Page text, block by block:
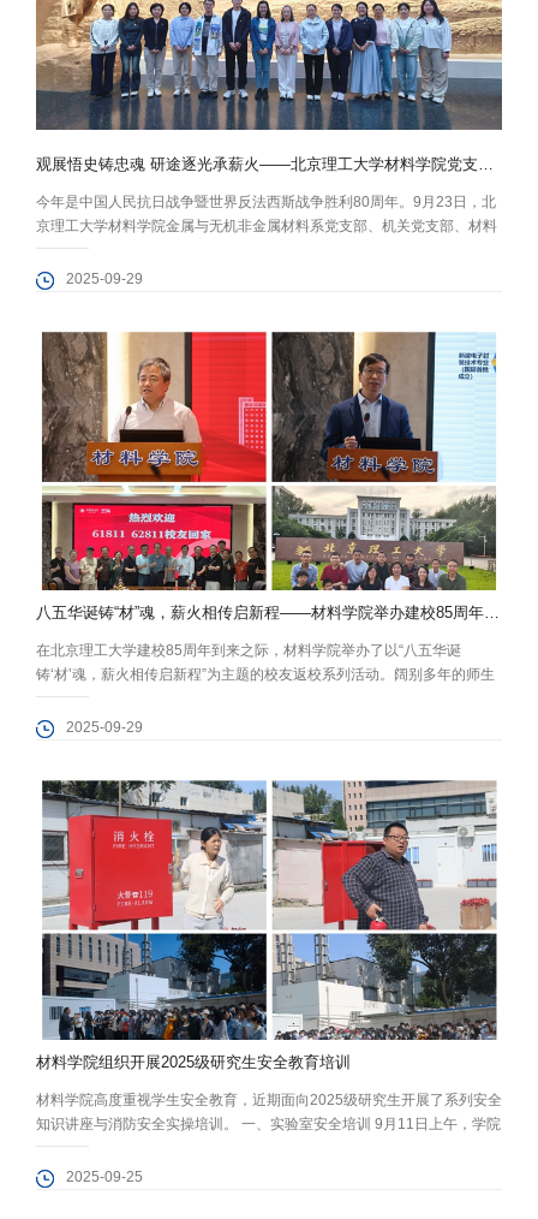
观展悟史铸忠魂 研途逐光承薪火——北京理工大学材料学院党支部赴中国人民抗日战争纪念馆开展主题党日活动
今年是中国人民抗日战争暨世界反法西斯战争胜利80周年。9月23日，北
京理工大学材料学院金属与无机非金属材料系党支部、机关党支部、材料
加工工程系党支部、2024级博士第三党支部、2024级硕士第二党支部联
合开展了“观展悟史铸忠魂 研途逐光承薪火”主题党日活动，组织党员们走
法...
2025-09-29
八五华诞铸“材”魂，薪火相传启新程——材料学院举办建校85周年校友返校系列活动
在北京理工大学建校85周年到来之际，材料学院举办了以“八五华诞
铸‘材’魂，薪火相传启新程”为主题的校友返校系列活动。阔别多年的师生
校友们齐聚一堂，重温青春岁月、共叙师生情谊、同话未来发展。 材俊领
航，匠心筑梦 首场活动迎来杰出校友、2025年全国劳动模范、中国汽车
生近...
2025-09-29
材料学院组织开展2025级研究生安全教育培训
材料学院高度重视学生安全教育，近期面向2025级研究生开展了系列安全
知识讲座与消防安全实操培训。 一、实验室安全培训 9月11日上午，学院
在中关村校区中心教学楼报告厅举办院级实验室安全知识讲座，分管安全
生产副院长谢非向2025级研究生新生宣贯了实验室安全生产管理制度及要
2025-09-25